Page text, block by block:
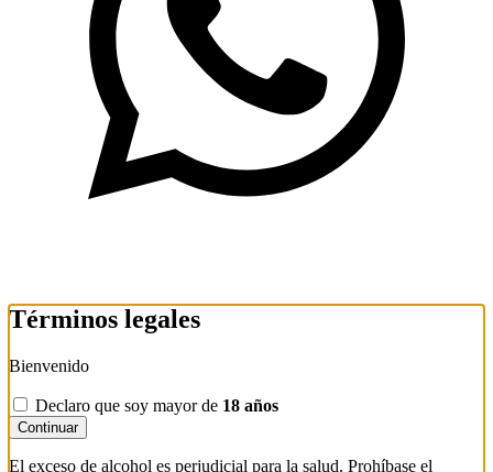
Términos legales
Bienvenido
Declaro que soy mayor de 18 años
Continuar
El exceso de alcohol es perjudicial para la salud. Prohíbase el